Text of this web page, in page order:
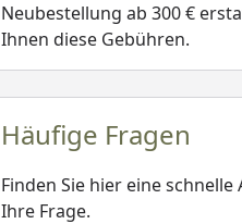
Neubestellung ab 300 €
Ihnen diese Gebühren.
Häufige Fragen
Finden Sie hier eine
Ihre Frage.